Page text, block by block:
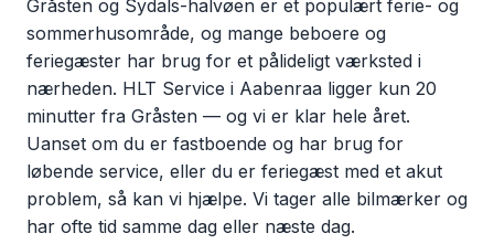
Gråsten og Sydals-halvøen er et populært ferie- og
sommerhusområde, og mange beboere og
feriegæster har brug for et pålideligt værksted i
nærheden. HLT Service i Aabenraa ligger kun 20
minutter fra Gråsten — og vi er klar hele året.
Uanset om du er fastboende og har brug for
løbende service, eller du er feriegæst med et akut
problem, så kan vi hjælpe. Vi tager alle bilmærker og
har ofte tid samme dag eller næste dag.